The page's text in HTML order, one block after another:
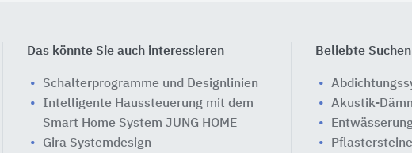
Das könnte Sie auch interessieren
Schalterprogramme und Designlinien
Intelligente Haussteuerung mit dem
Smart Home System JUNG HOME
Gira Systemdesign
Beliebte Suchen
Akustik-